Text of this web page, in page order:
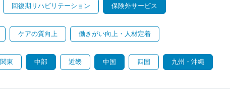
回復期リハビリテーション 保険外サービス
ケアの質向上 働きがい向上・人材定着
関東 中部 近畿 中国 四国 九州・沖縄